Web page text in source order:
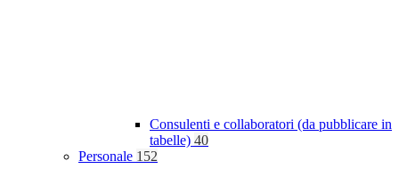
Consulenti e collaboratori (da pubblicare in
tabelle) 40
Personale 152